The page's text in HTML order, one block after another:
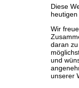
Diese
heutigen
Wir
daran
und
unserer